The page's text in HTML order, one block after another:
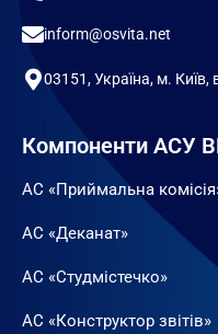
inform@osvita.net
03151, Україна, м. Київ,
Компоненти АСУ
АС «Приймальна
АС «Деканат»
АС «Студмістечко»
АС «Конструктор звітів»